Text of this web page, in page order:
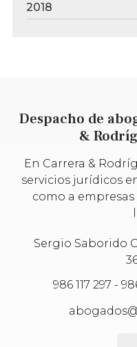
2018
Despacho de
&
En Carrera &
servicios jurídicos
como a
Sergio Saborido
986 117 297 -